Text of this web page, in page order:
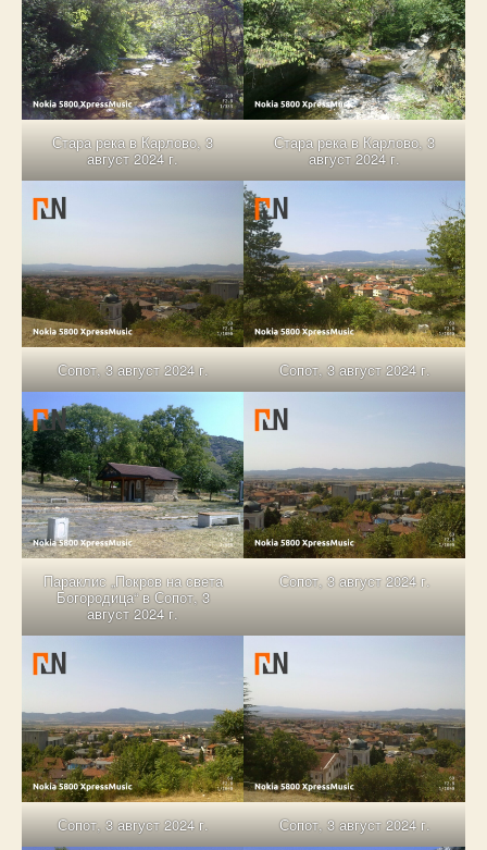
Стара река в Карлово, 3
август 2024 г.
Стара река в Карлово, 3
август 2024 г.
Сопот, 3 август 2024 г. Сопот, 3 август 2024 г.
Параклис „Покров на света
Богородица“ в Сопот, 3
август 2024 г.
Сопот, 3 август 2024 г.
Сопот, 3 август 2024 г. Сопот, 3 август 2024 г.